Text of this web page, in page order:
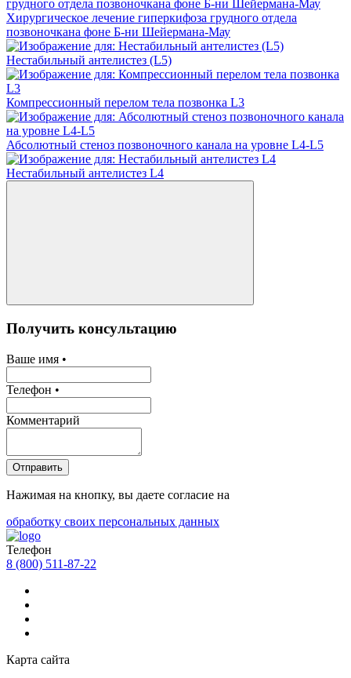
Хирургическое лечение гиперкифоза грудного отдела
позвоночкана фоне Б-ни Шейермана-Мау
Нестабильный антелистез (L5)
Компрессионный перелом тела позвонка L3
Абсолютный стеноз позвоночного канала на уровне L4-L5
Нестабильный антелистез L4
Получить консультацию
Ваше имя •
Телефон •
Комментарий
Отправить
Нажимая на кнопку, вы даете согласие на
обработку своих персональных данных
Телефон
8 (800) 511-87-22
Карта сайта